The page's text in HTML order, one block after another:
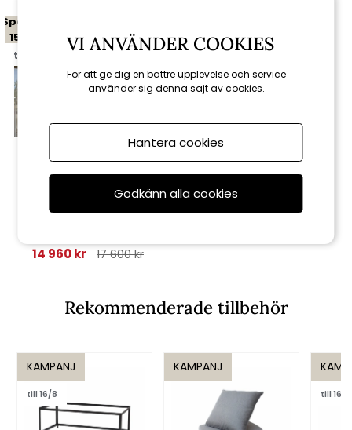
Spara
15%
till 16/8
Cane-line
Hive stol - fler färger
14 960 kr 17 600 kr
Rekommenderade tillbehör
KAMPANJ
till 16/8
KAMPANJ
till 16/8
VI ANVÄNDER COOKIES
För att ge dig en bättre upplevelse och service
använder sig denna sajt av cookies.
Hantera cookies
Godkänn alla cookies